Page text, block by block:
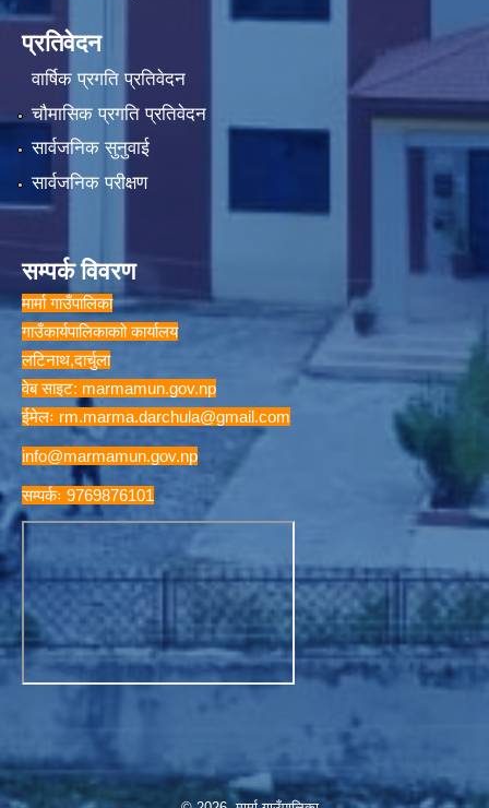
प्रतिवेदन
वार्षिक प्रगति प्रतिवेदन
चौमासिक प्रगति प्रतिवेदन
सार्वजनिक सुनुवाई
सार्वजनिक परीक्षण
सम्पर्क विवरण
मार्मा गाउँपालिका
गाउँकार्यपालिकाकाो कार्यालय
लटिनाथ,दार्चुला
वेब साइट: marmamun.gov.np
ईमेलः rm.marma.darchula@gmail.com
info@marmamun.gov.np
सम्पर्कः 9769876101